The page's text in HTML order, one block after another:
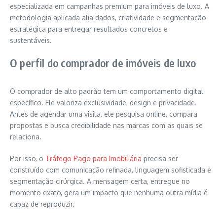
especializada em campanhas premium para imóveis de luxo. A
metodologia aplicada alia dados, criatividade e segmentação
estratégica para entregar resultados concretos e
sustentáveis.
O perfil do comprador de imóveis de luxo
O comprador de alto padrão tem um comportamento digital
específico. Ele valoriza exclusividade, design e privacidade.
Antes de agendar uma visita, ele pesquisa online, compara
propostas e busca credibilidade nas marcas com as quais se
relaciona.
Por isso, o Tráfego Pago para Imobiliária precisa ser
construído com comunicação refinada, linguagem sofisticada e
segmentação cirúrgica. A mensagem certa, entregue no
momento exato, gera um impacto que nenhuma outra mídia é
capaz de reproduzir.